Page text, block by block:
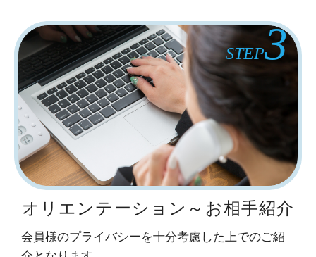
STEP3
オリエンテーション～お相手紹介
会員様のプライバシーを十分考慮した上でのご紹